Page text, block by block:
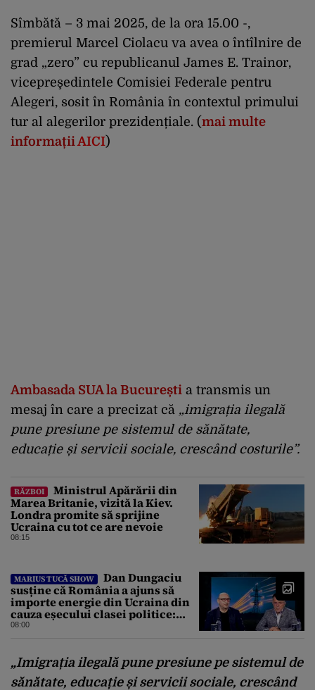
Sîmbătă – 3 mai 2025, de la ora 15.00 -,
premierul Marcel Ciolacu va avea o întîlnire de
grad „zero” cu republicanul James E. Trainor,
vicepreşedintele Comisiei Federale pentru
Alegeri, sosit în România în contextul primului
tur al alegerilor prezidențiale. (mai multe
informații AICI)
Ambasada SUA la București a transmis un
mesaj în care a precizat că „imigrația ilegală
pune presiune pe sistemul de sănătate,
educație și servicii sociale, crescând costurile”.
RĂZBOI
Ministrul Apărării din
Marea Britanie, vizită la Kiev.
Londra promite să sprijine
Ucraina cu tot ce are nevoie
08:15
MARIUS TUCĂ SHOW
Dan Dungaciu
susține că România a ajuns să
importe energie din Ucraina din
cauza eșecului clasei politice:
Este bilanțul politic al ultimilor
08:00
„Imigrația ilegală pune presiune pe sistemul de
sănătate, educație și servicii sociale, crescând